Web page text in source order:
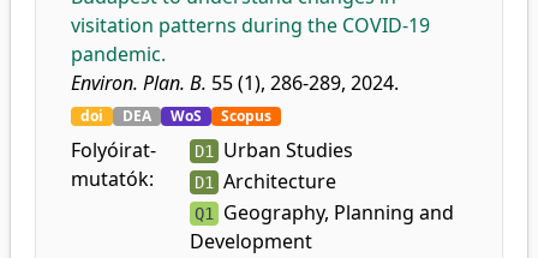
visitation patterns during the COVID-19
pandemic.
Environ. Plan. B. 55 (1), 286-289, 2024.
doi DEA WoS Scopus
Folyóirat-
mutatók:
D1 Urban Studies
D1 Architecture
Q1
Geography, Planning and
Development